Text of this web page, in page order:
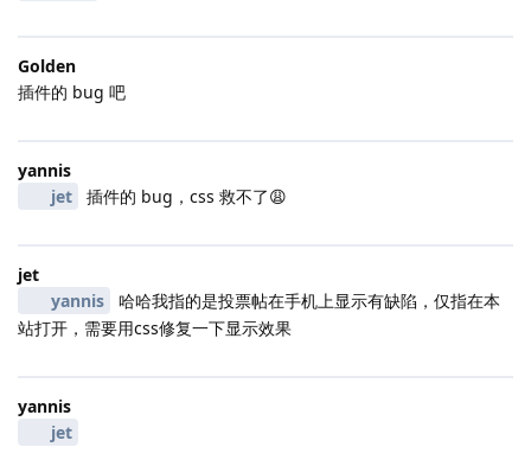
Golden
插件的 bug 吧
yannis
jet
插件的 bug，css 救不了😩
jet
yannis
哈哈我指的是投票帖在手机上显示有缺陷，仅指在本
站打开，需要用css修复一下显示效果
yannis
jet